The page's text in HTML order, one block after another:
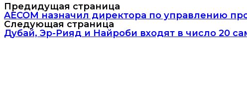
Предидущая страница
AECOM назначил директора по управлению
Следующая страница
Дубай, Эр-Рияд и Найроби входят в число 20